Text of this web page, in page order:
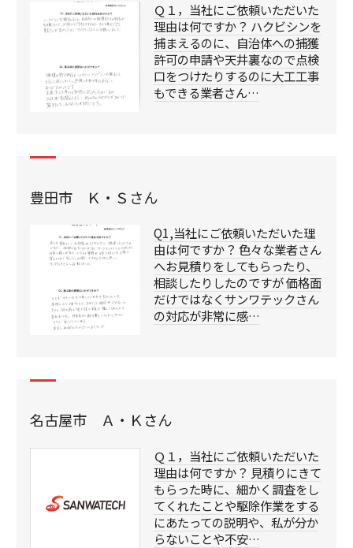
Ｑ１，当社にご依頼いただいた
理由は何ですか？ ハクビシンを
捕まえるのに、自治体への捕獲
許可の申請や天井裏なので点検
口をつけたりするのに大工工事
もできる業者さん…
豊田市 Ｋ・Ｓさん
Q1,当社にご依頼いただいた理
由は何ですか？ 色々な業者さん
へお見積りをしてもらったり、
相談したりしたのですが 価格面
だけではなくサンワテックさん
の対応が非常に感…
名古屋市 Ａ・Ｋさん
Ｑ１，当社にご依頼いただいた
理由は何ですか？ 見積りにきて
もらった時に、細かく調査をし
てくれたことや駆除作業をする
にあたっての説明や、私が分か
らないことや不安…